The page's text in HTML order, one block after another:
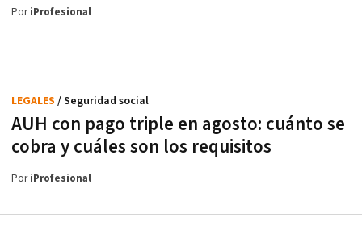
PoriProfesional
AUH con pago triple en agosto: cuánto se
cobra y cuáles son los requisitos
LEGALES / Seguridad social
PoriProfesional